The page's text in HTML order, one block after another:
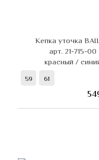
Кепка уточка
арт. 21-715-00
красный /
59 61